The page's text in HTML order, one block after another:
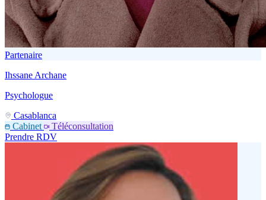
Partenaire
Ihssane Archane
Psychologue
Casablanca
Cabinet
Téléconsultation
Prendre RDV